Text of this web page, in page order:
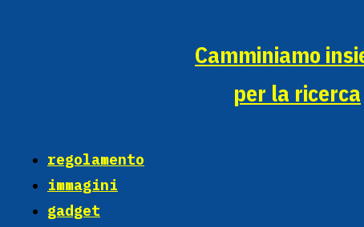
Camminiamo
per la ricerca
regolamento
immagini
gadget